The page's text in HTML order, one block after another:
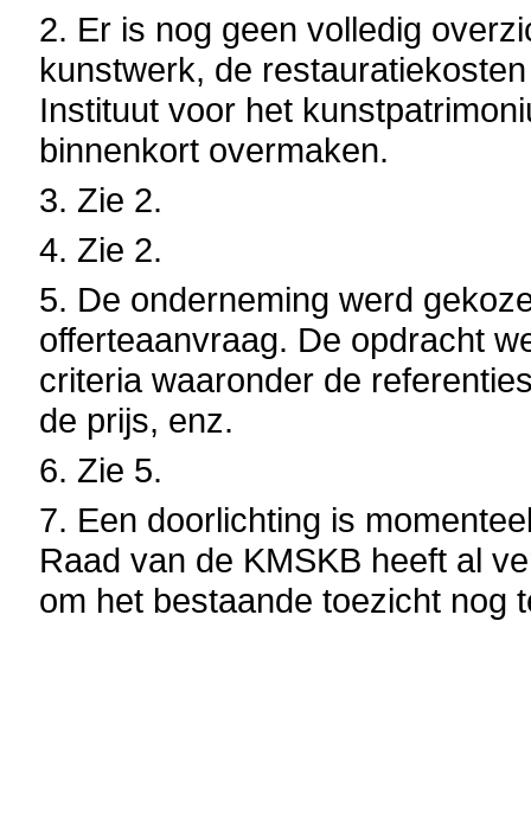
2. Er is nog geen volledig
kunstwerk, de
Instituut voor het
binnenkort overmaken.
3. Zie 2.
4. Zie 2.
5. De onderneming werd
offerteaanvraag. De opdracht
criteria waaronder de
de prijs, enz.
6. Zie 5.
7. Een doorlichting is
Raad van de KMSKB heeft al
om het bestaande toezicht nog